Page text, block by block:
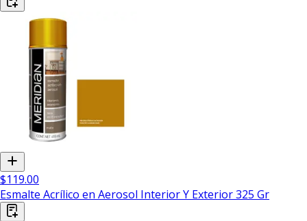
$119.00
Esmalte Acrílico en Aerosol Interior Y Exterior 325 Gr